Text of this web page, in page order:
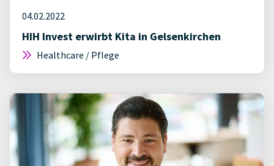
04.02.2022
HIH Invest erwirbt Kita in Gelsenkirchen
Healthcare / Pflege